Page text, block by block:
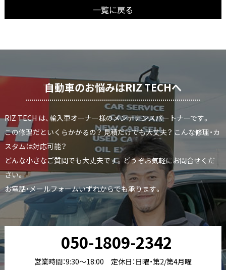
一覧に戻る
自動車のお悩みはRIZ TECHへ
RIZ TECH は、輸入車オーナー様のメンテナンスパートナーです。
この修理だといくらかかるの？ 見積だけでも大丈夫？ こんな修理・カ
スタムは対応可能？
どんな小さなご質問でも大丈夫です。どうぞお気軽にお問合せくだ
さい。
お電話・メールフォームいずれからでも承ります。
050-1809-2342
営業時間：9:30〜18:00 定休日：日曜・第2/第4月曜